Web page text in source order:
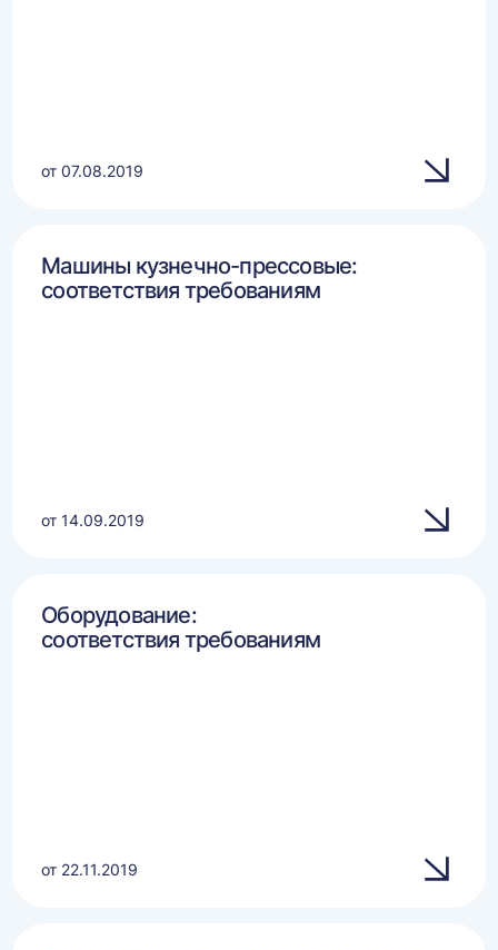
от 07.08.2019
Машины кузнечно-прессовые:
соответствия требованиям
от 14.09.2019
Оборудование:
соответствия требованиям
от 22.11.2019